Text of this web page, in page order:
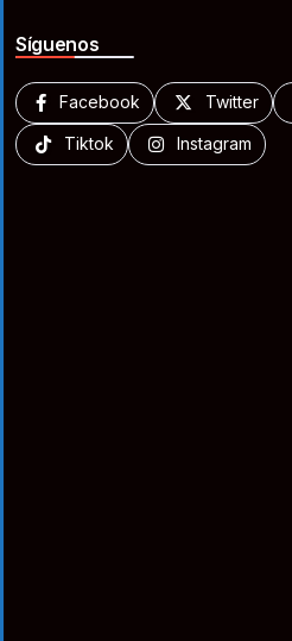
Síguenos
Facebook Twitter
Tiktok Instagram